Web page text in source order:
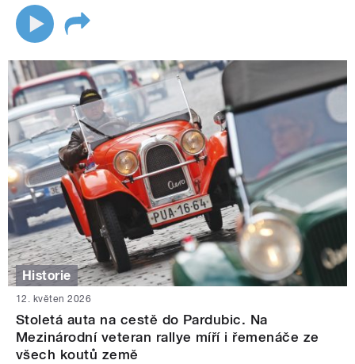
Historie
12. květen 2026
Stoletá auta na cestě do Pardubic. Na
Mezinárodní veteran rallye míří i řemenáče ze
všech koutů země